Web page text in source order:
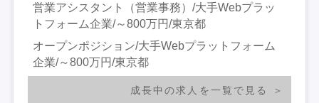
営業アシスタント（営業事務）/大手Webプラッ
トフォーム企業/～800万円/東京都
オープンポジション/大手Webプラットフォーム
企業/～800万円/東京都
成長中の求人を一覧で見る